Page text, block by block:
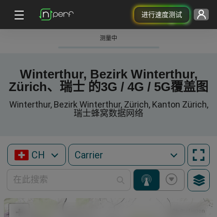
进行速度测试
测量中
Winterthur, Bezirk Winterthur,
Zürich、瑞士 的3G / 4G / 5G覆盖图
Winterthur, Bezirk Winterthur, Zürich, Kanton Zürich,
瑞士蜂窝数据网络
CH